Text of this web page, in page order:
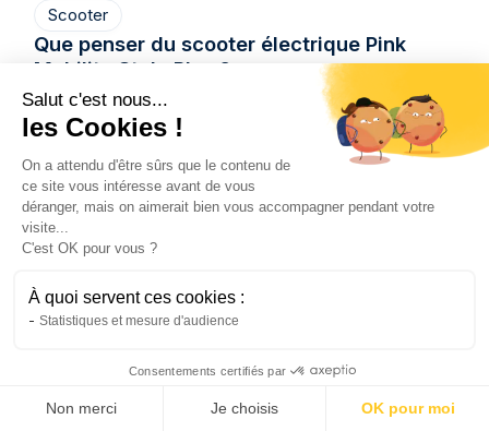
Scooter
Que penser du scooter électrique Pink
Mobility Style Plus ?
Le Pink Mobility Style Plus est un scooter
électrique au design rétro séduisant, offrant de
bonnes performances et une autonomie solide
pour un usage urbain et périurbain. Cependant,
son poids et son prix peuvent freiner certains
utilisateurs. Des alternatives comme le
Brumaire 3000 W proposent une solution plus
légère, connectée et adaptée à un usage 100
% urbain.
Salut c'est nous...
les Cookies !
On a attendu d'être sûrs que le contenu de
ce site vous intéresse avant de vous
déranger, mais on aimerait bien vous accompagner pendant votre
visite...
C'est OK pour vous ?
À quoi servent ces cookies :
Statistiques et mesure d'audience
Consentements certifiés par
Non merci Je choisis OK pour moi